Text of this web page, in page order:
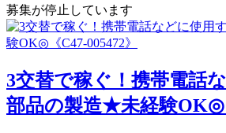
募集が停止しています
3交替で稼ぐ！携帯電話
部品の製造★未経験OK◎